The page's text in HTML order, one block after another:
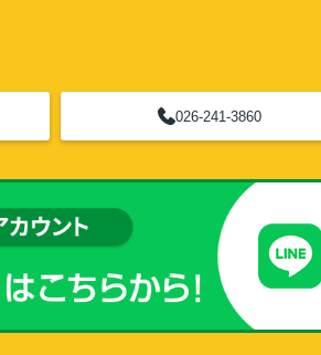
026-241-3860